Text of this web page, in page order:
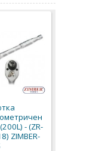
- (ZR-
ZIMBER-